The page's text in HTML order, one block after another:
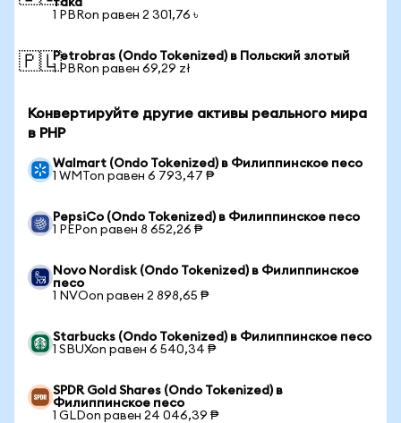
така
1 PBRon равен 2 301,76 ৳
🇵🇱Petrobras (Ondo Tokenized) в Польский злотый
1 PBRon равен 69,29 zł
Конвертируйте другие активы реального мира
в PHP
Walmart (Ondo Tokenized) в Филиппинское песо
1 WMTon равен 6 793,47 ₱
PepsiCo (Ondo Tokenized) в Филиппинское песо
1 PEPon равен 8 652,26 ₱
Novo Nordisk (Ondo Tokenized) в Филиппинское
песо
1 NVOon равен 2 898,65 ₱
Starbucks (Ondo Tokenized) в Филиппинское песо
1 SBUXon равен 6 540,34 ₱
SPDR Gold Shares (Ondo Tokenized) в
Филиппинское песо
1 GLDon равен 24 046,39 ₱